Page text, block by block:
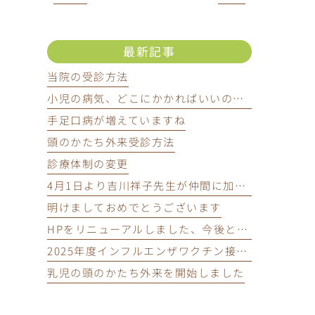
最新記事
当院の受診方法
小児の病気、どこにかかればいいの？小児専門医って知ってる？
手足口病が増えていますね
頭のかたち外来受診方法
診療体制の変更
4月1日より吉川祥子先生が仲間に加わります
明けましておめでとうございます
HPをリニューアルしました、今後ともよろしくお願いいたします。
2025年度インフルエンザワクチン接種予約開始
乳児の頭のかたち外来を開始しました